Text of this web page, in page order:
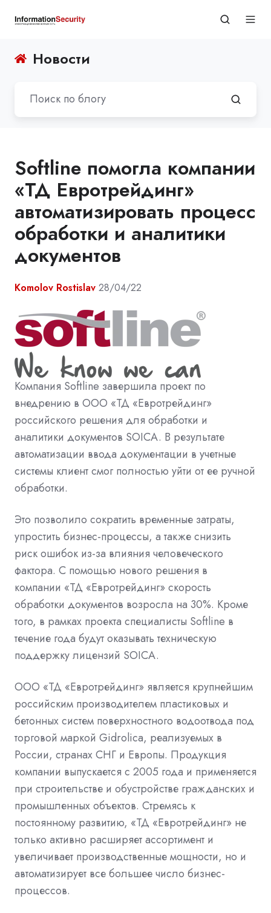
Новости
Softline помогла компании
«ТД Евротрейдинг»
автоматизировать процесс
обработки и аналитики
документов
Komolov Rostislav 28/04/22
Компания Softline завершила проект по
внедрению в ООО «ТД «Евротрейдинг»
российского решения для обработки и
аналитики документов SOICA. В результате
автоматизации ввода документации в учетные
системы клиент смог полностью уйти от ее ручной
обработки.
Это позволило сократить временные затраты,
упростить бизнес-процессы, а также снизить
риск ошибок из-за влияния человеческого
фактора. С помощью нового решения в
компании «ТД «Евротрейдинг» скорость
обработки документов возросла на 30%. Кроме
того, в рамках проекта специалисты Softline в
течение года будут оказывать техническую
поддержку лицензий SOICA.
ООО «ТД «Евротрейдинг» является крупнейшим
российским производителем пластиковых и
бетонных систем поверхностного водоотвода под
торговой маркой Gidrolica, реализуемых в
России, странах СНГ и Европы. Продукция
компании выпускается с 2005 года и применяется
при строительстве и обустройстве гражданских и
промышленных объектов. Стремясь к
постоянному развитию, «ТД «Евротрейдинг» не
только активно расширяет ассортимент и
увеличивает производственные мощности, но и
автоматизирует все большее число бизнес-
процессов.